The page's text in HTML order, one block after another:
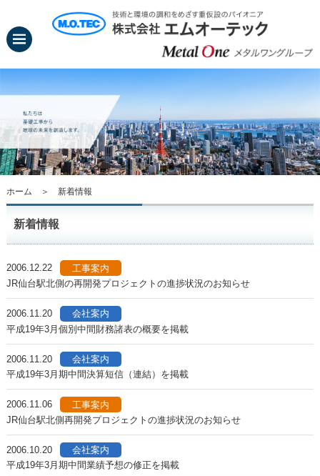
ホーム ＞ 新着情報
新着情報
2006.12.22
工事案内
JR仙台駅北側の再開発プロジェクトの進捗状況のお知らせ
2006.11.20
会社案内
平成19年3月個別中間財務諸表の概要を掲載
2006.11.20
会社案内
平成19年3月期中間決算短信（連結）を掲載
2006.11.06
工事案内
JR仙台駅北側再開発プロジェクトの進捗状況のお知らせ
2006.10.20
会社案内
平成19年3月期中間業績予想の修正を掲載